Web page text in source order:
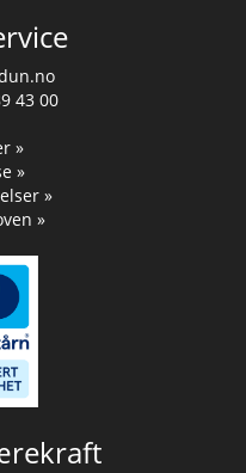
43 00
»
»
»
»